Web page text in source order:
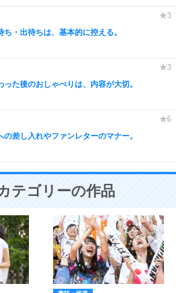
ち・出待ちは、基本的に控える。
った後のおしゃべりは、内容が大切。
の差し入れやファンレターのマナー。
テゴリーの作品